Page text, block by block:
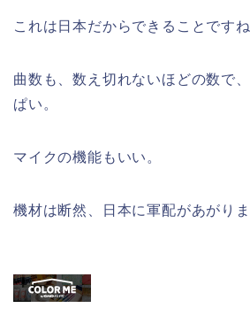
これは日本だからできることですね
曲数も、数え切れないほどの数で
ぱい。
マイクの機能もいい。
機材は断然、日本に軍配があがりま